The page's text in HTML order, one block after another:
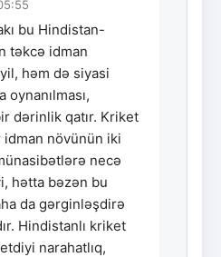
bu Hindistan-
təkcə idman
həm də siyasi
dərinlik qatır. Kriket
növünün iki
necə
hətta bəzən bu
da gərginləşdirə
Hindistanlı kriket
etdiyi narahatlıq,